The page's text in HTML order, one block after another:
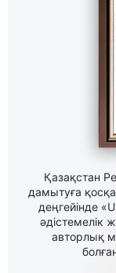
Қазақстан
дамытуға
деңгейінде
әдістемелік
авторлық